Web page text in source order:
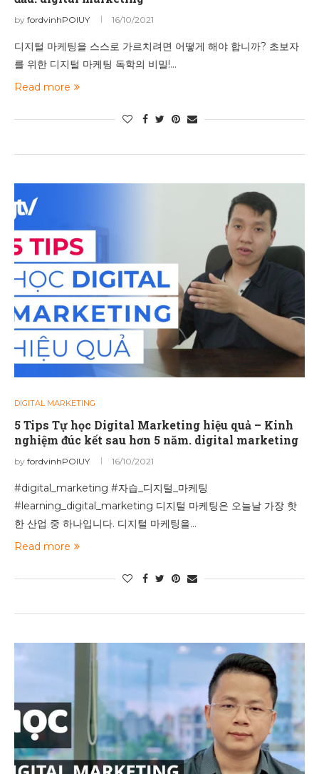
by fordvinhPOIUY 16/10/2021
디지털 마케팅을 스스로 가르치려면 어떻게 해야 합니까? 초보자
를 위한 디지털 마케팅 독학의 비밀!…
Read more
DIGITAL MARKETING
5 Tips Tự học Digital Marketing hiệu quả – Kinh
nghiệm đúc kết sau hơn 5 năm. digital marketing
by fordvinhPOIUY 16/10/2021
#digital_marketing #자습_디지털_마케팅
#learning_digital_marketing 디지털 마케팅은 오늘날 가장 핫
한 산업 중 하나입니다. 디지털 마케팅을…
Read more